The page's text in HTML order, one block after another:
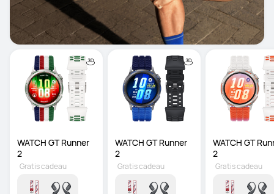
WATCH GT Runner
2
Gratis cadeau
WATCH GT Runner
2
Gratis cadeau
WATCH GT
2
Gratis cadeau